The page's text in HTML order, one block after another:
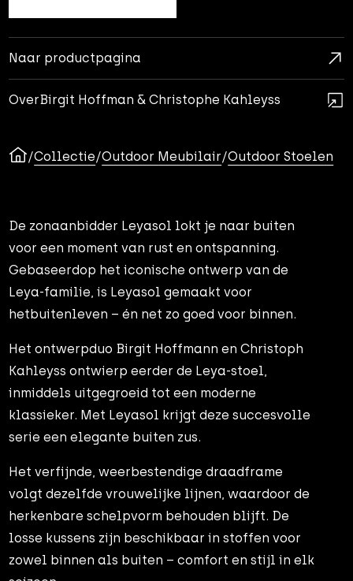
/Collectie/Outdoor Meubilair/Outdoor Stoelen
De zonaanbidder Leyasol lokt je naar buiten
voor een moment van rust en ontspanning.
Gebaseerdop het iconische ontwerp van de
Leya-familie, is Leyasol gemaakt voor
hetbuitenleven – én net zo goed voor binnen.
Het ontwerpduo Birgit Hoffmann en Christoph
Kahleyss ontwierp eerder de Leya-stoel,
inmiddels uitgegroeid tot een moderne
klassieker. Met Leyasol krijgt deze succesvolle
serie een elegante buiten zus.
Het verfijnde, weerbestendige draadframe
volgt dezelfde vrouwelijke lijnen, waardoor de
herkenbare schelpvorm behouden blijft. De
losse kussens zijn beschikbaar in stoffen voor
zowel binnen als buiten – comfort en stijl in elk
Naar productpagina
OverBirgit Hoffman & Christophe Kahleyss